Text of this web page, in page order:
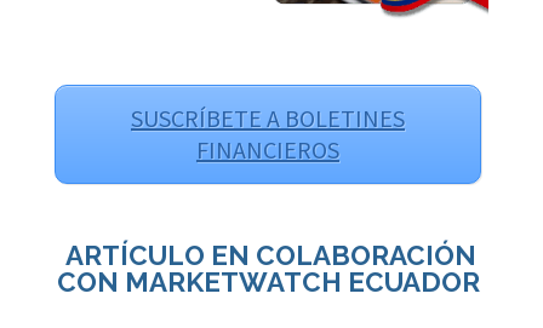
SUSCRÍBETE A BOLETINES
FINANCIEROS
ARTÍCULO EN COLABORACIÓN
CON MARKETWATCH ECUADOR